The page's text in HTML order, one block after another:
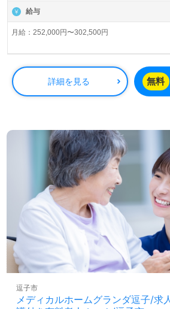
す。従業員18,200人以上、26年の実績
す。業界トップクラスの施設数を誇り
も充実。『入社してよかった！』のお
す。
◎次のステージは新たな気持ちでジョ
看護助手や介護職経験のある方はもち
職を目指される方も幅広く募集しま
も大歓迎！2024.11新規開設事業所様
なたのご希望に合わせてご相談可能で
キャリアアップできる環境面、多彩な
れぞれの成長に合わせた教育研修プロ
イント！『介護職を通じて人の役に
ある仕事をしたい』『資格取得を目
高めたい』『多彩なキャリアプランに
『新しい仲間たちと事業所を盛り上げ
リアチェンジ、環境を変えて働きたい
す。選考フローや働き方等＜オープニ
任コンサルタント＞よりご案内します
慮なくお願いします。
給与
月給：252,000円〜302,500円
交通費規定内支給
残業手当
資格手当：初任者研修6,000円/月、介護福祉士
※介護福祉士手当を支給の場合は対象外となり
社内専門資格手当
年末年始手当
保育手当：10,000円（規定あり）
有給取得促進手当
賞与（年2回）
昇給（年1回、定期昇給、昇格による基本給アッ
詳細を見る 無料
メディカルホームグランダ逗子/求
逗子市